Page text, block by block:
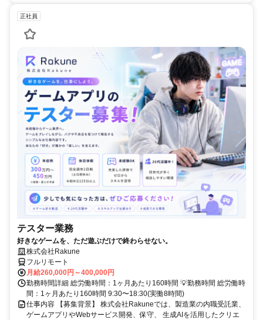
正社員
テスター業務
好きなゲームを、ただ遊ぶだけで終わらせない。
株式会社Rakune
フルリモート
月給260,000円～400,000円
勤務時間詳細 総労働時間：1ヶ月あたり160時間 💡勤務時間 総労働時
間：1ヶ月あたり160時間 9:30〜18:30(実働8時間)
仕事内容 【募集背景】 株式会社Rakuneでは、製造業の内職受託業、
ゲームアプリやWebサービス開発、保守、 生成AIを活用したクリエ